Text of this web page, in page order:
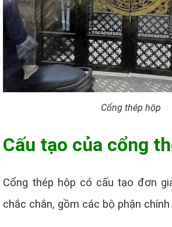
Cổng thép hộp
Cấu tạo của cổng
Cổng thép hộp có cấu tạo đơn
chắc chắn, gồm các bộ phận chính